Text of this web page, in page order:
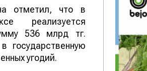
отметил, что в
реализуется
536 млрд тг.
государственную
угодий.